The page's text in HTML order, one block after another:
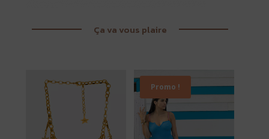
Ça va vous plaire
Promo !